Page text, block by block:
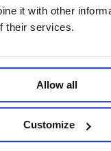
it with other
their services.
Allow all
Customize